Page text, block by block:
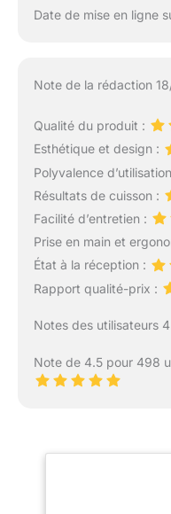
Date de mise en ligne
Note de la rédaction
Qualité du produit :
Esthétique et design :
Polyvalence
Résultats de cuisson :
Facilité d’entretien :
Prise en main et
État à la réception :
Rapport qualité-prix :
Notes des utilisateurs
Note de 4.5 pour 498